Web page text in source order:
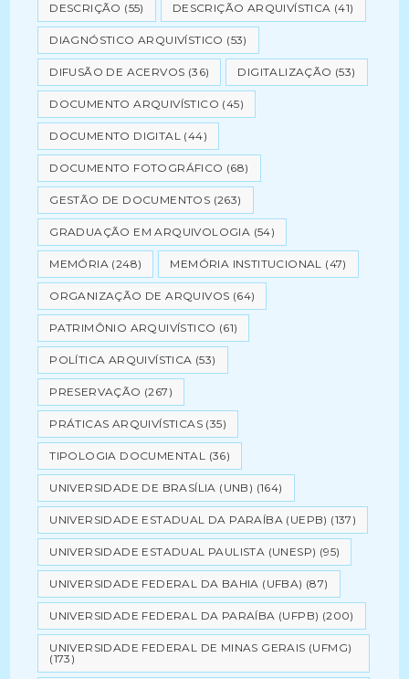
DESCRIÇÃO (55) DESCRIÇÃO ARQUIVÍSTICA (41)
DIAGNÓSTICO ARQUIVÍSTICO (53)
DIFUSÃO DE ACERVOS (36) DIGITALIZAÇÃO (53)
DOCUMENTO ARQUIVÍSTICO (45)
DOCUMENTO DIGITAL (44)
DOCUMENTO FOTOGRÁFICO (68)
GESTÃO DE DOCUMENTOS (263)
GRADUAÇÃO EM ARQUIVOLOGIA (54)
MEMÓRIA (248) MEMÓRIA INSTITUCIONAL (47)
ORGANIZAÇÃO DE ARQUIVOS (64)
PATRIMÔNIO ARQUIVÍSTICO (61)
POLÍTICA ARQUIVÍSTICA (53)
PRESERVAÇÃO (267)
PRÁTICAS ARQUIVÍSTICAS (35)
TIPOLOGIA DOCUMENTAL (36)
UNIVERSIDADE DE BRASÍLIA (UNB) (164)
UNIVERSIDADE ESTADUAL DA PARAÍBA (UEPB) (137)
UNIVERSIDADE ESTADUAL PAULISTA (UNESP) (95)
UNIVERSIDADE FEDERAL DA BAHIA (UFBA) (87)
UNIVERSIDADE FEDERAL DA PARAÍBA (UFPB) (200)
UNIVERSIDADE FEDERAL DE MINAS GERAIS (UFMG)
(173)